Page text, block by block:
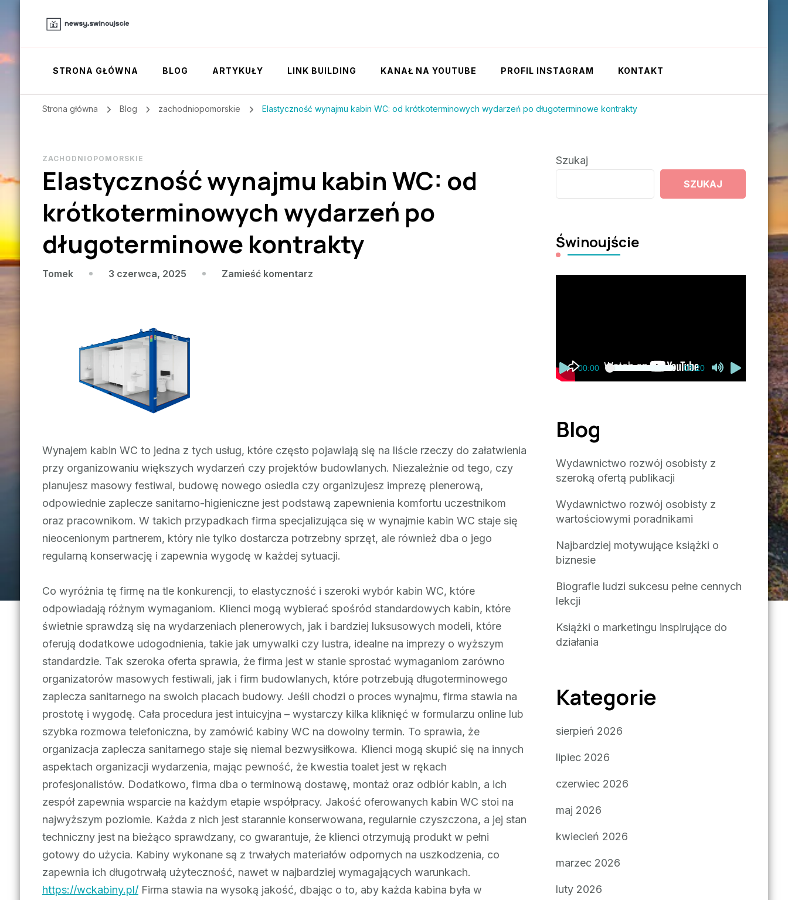
STRONA GŁÓWNA BLOG ARTYKUŁY LINK BUILDING KANAŁ NA YOUTUBE PROFIL INSTAGRAM KONTAKT
Strona główna Blog zachodniopomorskie Elastyczność wynajmu kabin WC: od krótkoterminowych wydarzeń po długoterminowe kontrakty
ZACHODNIOPOMORSKIE
Elastyczność wynajmu kabin WC: od
krótkoterminowych wydarzeń po
długoterminowe kontrakty
Tomek 3 czerwca, 2025 Zamieść komentarzwe
kontrakty
Wynajem kabin WC to jedna z tych usług, które często pojawiają się na liście rzeczy do załatwienia
przy organizowaniu większych wydarzeń czy projektów budowlanych. Niezależnie od tego, czy
planujesz masowy festiwal, budowę nowego osiedla czy organizujesz imprezę plenerową,
odpowiednie zaplecze sanitarno-higieniczne jest podstawą zapewnienia komfortu uczestnikom
oraz pracownikom. W takich przypadkach firma specjalizująca się w wynajmie kabin WC staje się
nieocenionym partnerem, który nie tylko dostarcza potrzebny sprzęt, ale również dba o jego
regularną konserwację i zapewnia wygodę w każdej sytuacji.
Co wyróżnia tę firmę na tle konkurencji, to elastyczność i szeroki wybór kabin WC, które
odpowiadają różnym wymaganiom. Klienci mogą wybierać spośród standardowych kabin, które
świetnie sprawdzą się na wydarzeniach plenerowych, jak i bardziej luksusowych modeli, które
oferują dodatkowe udogodnienia, takie jak umywalki czy lustra, idealne na imprezy o wyższym
standardzie. Tak szeroka oferta sprawia, że firma jest w stanie sprostać wymaganiom zarówno
organizatorów masowych festiwali, jak i firm budowlanych, które potrzebują długoterminowego
zaplecza sanitarnego na swoich placach budowy. Jeśli chodzi o proces wynajmu, firma stawia na
prostotę i wygodę. Cała procedura jest intuicyjna – wystarczy kilka kliknięć w formularzu online lub
szybka rozmowa telefoniczna, by zamówić kabiny WC na dowolny termin. To sprawia, że
organizacja zaplecza sanitarnego staje się niemal bezwysiłkowa. Klienci mogą skupić się na innych
aspektach organizacji wydarzenia, mając pewność, że kwestia toalet jest w rękach
profesjonalistów. Dodatkowo, firma dba o terminową dostawę, montaż oraz odbiór kabin, a ich
zespół zapewnia wsparcie na każdym etapie współpracy. Jakość oferowanych kabin WC stoi na
najwyższym poziomie. Każda z nich jest starannie konserwowana, regularnie czyszczona, a jej stan
techniczny jest na bieżąco sprawdzany, co gwarantuje, że klienci otrzymują produkt w pełni
gotowy do użycia. Kabiny wykonane są z trwałych materiałów odpornych na uszkodzenia, co
zapewnia ich długotrwałą użyteczność, nawet w najbardziej wymagających warunkach.
https://wckabiny.pl/Firma stawia na wysoką jakość, dbając o to, aby każda kabina była w
Szukaj
SZUKAJ
Świnoujście
00:00 03:20
Blog
Wydawnictwo rozwój osobisty z
szeroką ofertą publikacji
Wydawnictwo rozwój osobisty z
wartościowymi poradnikami
Najbardziej motywujące książki o
biznesie
Biografie ludzi sukcesu pełne cennych
lekcji
Książki o marketingu inspirujące do
działania
Kategorie
sierpień 2026
lipiec 2026
czerwiec 2026
maj 2026
kwiecień 2026
marzec 2026
luty 2026